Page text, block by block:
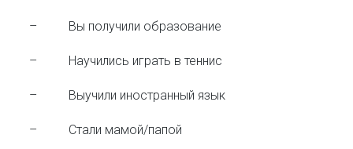
– Вы получили образование
– Научились играть в теннис
– Выучили иностранный язык
– Стали мамой/папой